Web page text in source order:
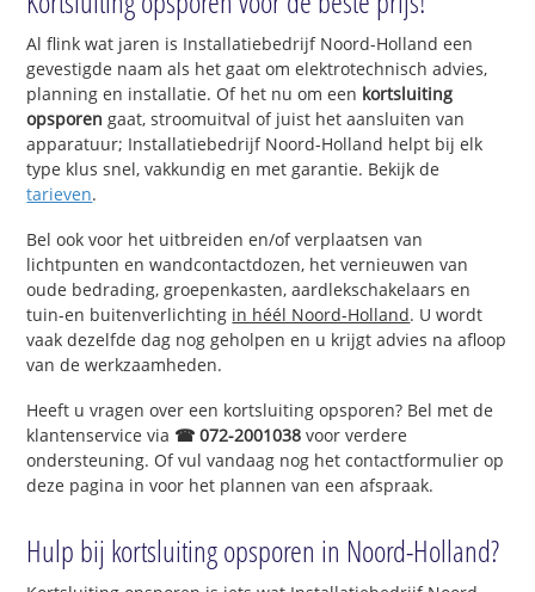
Al flink wat jaren is Installatiebedrijf Noord-Holland een
gevestigde naam als het gaat om elektrotechnisch advies,
planning en installatie. Of het nu om een kortsluiting
opsporen gaat, stroomuitval of juist het aansluiten van
apparatuur; Installatiebedrijf Noord-Holland helpt bij elk
type klus snel, vakkundig en met garantie. Bekijk de
tarieven.
Bel ook voor het uitbreiden en/of verplaatsen van
lichtpunten en wandcontactdozen, het vernieuwen van
oude bedrading, groepenkasten, aardlekschakelaars en
tuin-en buitenverlichting in héél Noord-Holland. U wordt
vaak dezelfde dag nog geholpen en u krijgt advies na afloop
van de werkzaamheden.
Heeft u vragen over een kortsluiting opsporen? Bel met de
klantenservice via ☎ 072-2001038 voor verdere
ondersteuning. Of vul vandaag nog het contactformulier op
deze pagina in voor het plannen van een afspraak.
Hulp bij kortsluiting opsporen in Noord-Holland?